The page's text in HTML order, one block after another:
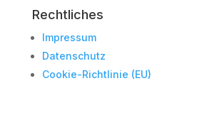
Rechtliches
Impressum
Datenschutz
Cookie-Richtlinie (EU)